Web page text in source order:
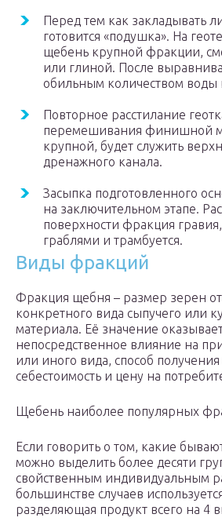
Перед тем как закладывать
готовится «подушка». На
щебень крупной фракции,
или глиной. После
обильным количеством воды
Повторное расстилание
перемешивания финишной
крупной, будет служить
дренажного канала.
Засыпка подготовленного
на заключительном этапе.
поверхности фракция
граблями и трамбуется.
Виды фракций
Фракция щебня – размер зерен
конкретного вида сыпучего или
материала. Её значение
непосредственное влияние на
или иного вида, способ
себестоимость и цену на
Щебень наиболее популярных
Если говорить о том, какие
можно выделить более десяти
свойственным индивидуальным
большинстве случаев
разделяющая продукт всего на 4